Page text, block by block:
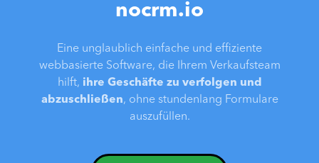
nocrm.io
Eine unglaublich einfache und effiziente
webbasierte Software, die Ihrem Verkaufsteam
hilft, ihre Geschäfte zu verfolgen und
abzuschließen, ohne stundenlang Formulare
auszufüllen.